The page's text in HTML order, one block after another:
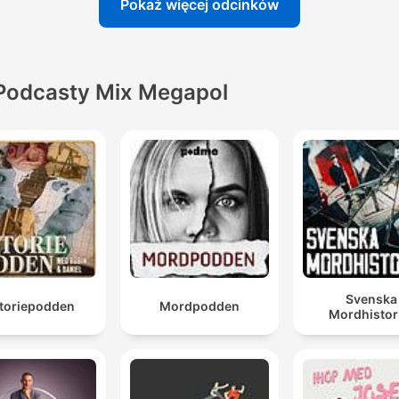
Pokaż więcej odcinków
Mix Megapol
Mordpodden
Svenska